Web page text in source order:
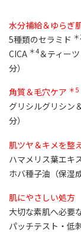
水分補給＆ゆらぎ
5種類のセラミド
CICA ＊4 ＆ティー
分）
角質＆毛穴ケア ＊5
グリシルグリシン
分）
肌ツヤ＆キメを整
ハマメリス葉エキ
ホバ種子油（保湿成
肌にやさしい処方
大切な素肌へ必要
パッチテスト・低